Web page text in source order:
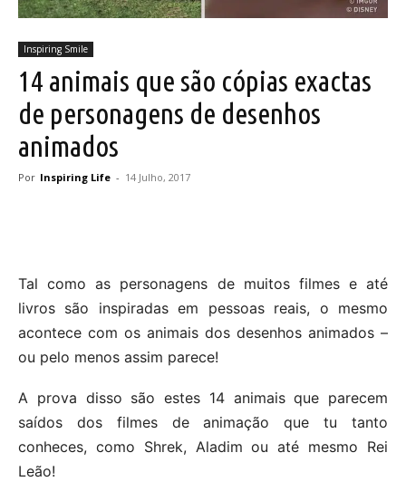
Inspiring Smile
14 animais que são cópias exactas
de personagens de desenhos
animados
Por Inspiring Life - 14 Julho, 2017
Tal como as personagens de muitos filmes e até
livros são inspiradas em pessoas reais, o mesmo
acontece com os animais dos desenhos animados –
ou pelo menos assim parece!
A prova disso são estes 14 animais que parecem
saídos dos filmes de animação que tu tanto
conheces, como Shrek, Aladim ou até mesmo Rei
Leão!